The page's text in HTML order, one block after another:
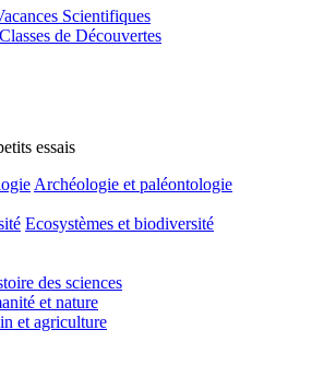
Scientifiques
Classes de Découvertes
essais
Archéologie et paléontologie
Ecosystèmes et biodiversité
des sciences
et nature
et agriculture